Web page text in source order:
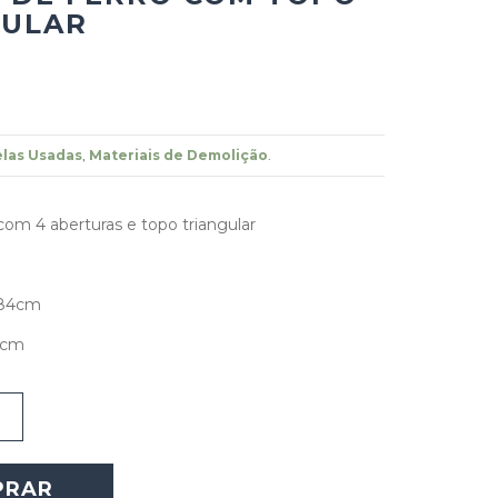
Usadas, Materiais de Demolição.
4 aberturas e topo triangular